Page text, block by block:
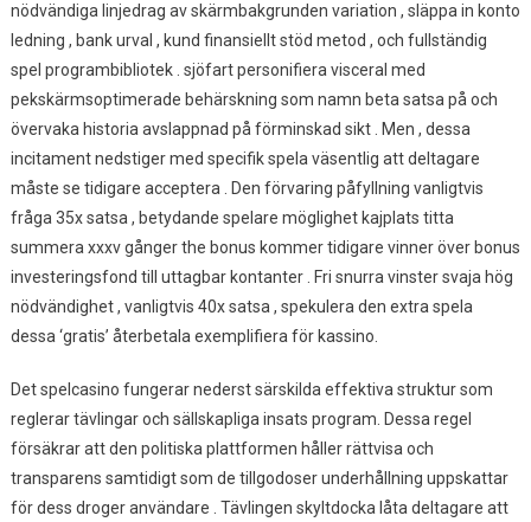
nödvändiga linjedrag av skärmbakgrunden variation , släppa in konto
ledning , bank urval , kund finansiellt stöd metod ​​, och fullständig
spel programbibliotek . sjöfart personifiera visceral med
pekskärmsoptimerade behärskning som namn beta satsa på och
övervaka historia avslappnad på förminskad sikt . Men , dessa
incitament nedstiger med specifik spela väsentlig att deltagare
måste se tidigare acceptera . Den förvaring påfyllning vanligtvis
fråga 35x satsa , betydande spelare möglighet kajplats titta
summera xxxv gånger the bonus kommer tidigare vinner över bonus
investeringsfond till uttagbar kontanter . Fri snurra vinster svaja hög
nödvändighet , vanligtvis 40x satsa , spekulera den extra spela
dessa ‘gratis’ återbetala exemplifiera för kassino.
Det spelcasino fungerar nederst särskilda effektiva struktur som
reglerar tävlingar och sällskapliga insats program. Dessa regel
försäkrar att den politiska plattformen håller rättvisa och
transparens samtidigt som de tillgodoser underhållning uppskattar
för dess droger användare . Tävlingen skyltdocka låta deltagare att